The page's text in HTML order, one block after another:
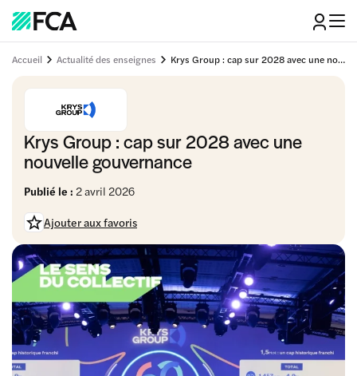
Accueil Actualité des enseignes Krys Group : cap sur 2028 avec une nouvelle gouvernance
Krys Group : cap sur 2028 avec une
nouvelle gouvernance
Publié le : 2 avril 2026
Ajouter aux favoris